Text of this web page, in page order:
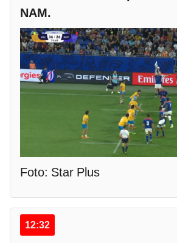
NAM.
Foto: Star Plus
12:32